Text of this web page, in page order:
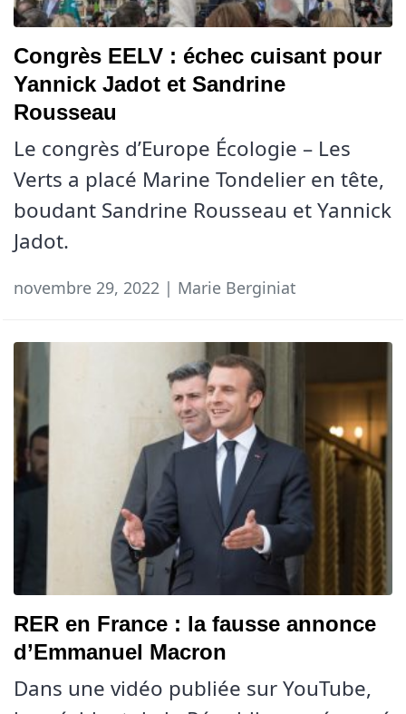
Congrès EELV : échec cuisant pour
Yannick Jadot et Sandrine
Rousseau
Le congrès d’Europe Écologie – Les
Verts a placé Marine Tondelier en tête,
boudant Sandrine Rousseau et Yannick
Jadot.
novembre 29, 2022 | Marie Berginiat
RER en France : la fausse annonce
d’Emmanuel Macron
Dans une vidéo publiée sur YouTube,